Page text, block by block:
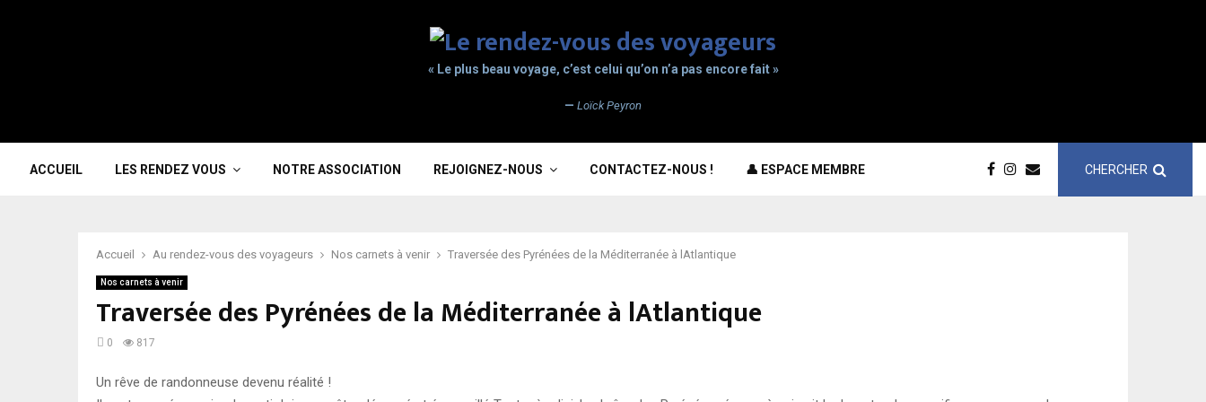
« Le plus beau voyage, c’est celui qu’on n’a pas encore fait »
— Loïck Peyron
ACCUEIL LES RENDEZ VOUS NOTRE ASSOCIATION REJOIGNEZ-NOUS CONTACTEZ-NOUS ! 👤 ESPACE MEMBRE CHERCHER
Accueil Au rendez-vous des voyageurs Nos carnets à venir Traversée des Pyrénées de la Méditerranée à lAtlantique
Nos carnets à venir
Traversée des Pyrénées de la Méditerranée à lAtlantique
0 817
Un rêve de randonneuse devenu réalité !